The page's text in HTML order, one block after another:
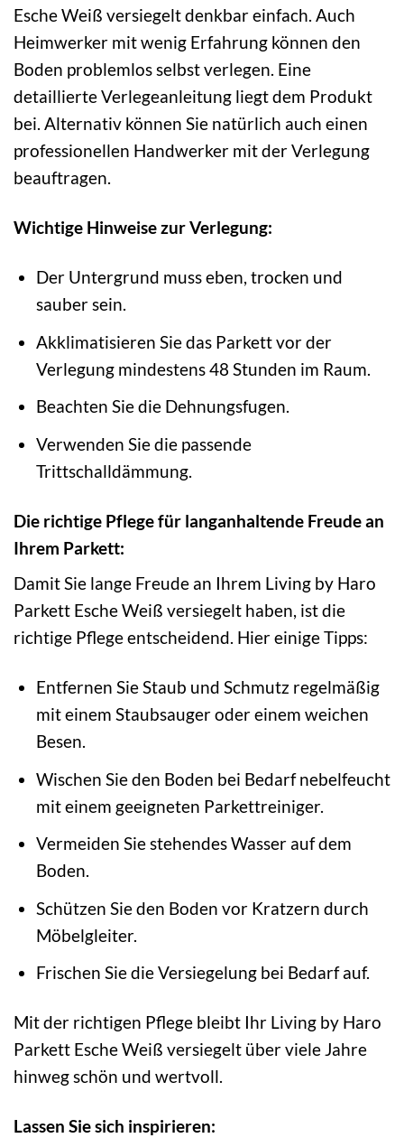
Esche Weiß versiegelt denkbar einfach. Auch
Heimwerker mit wenig Erfahrung können den
Boden problemlos selbst verlegen. Eine
detaillierte Verlegeanleitung liegt dem Produkt
bei. Alternativ können Sie natürlich auch einen
professionellen Handwerker mit der Verlegung
beauftragen.
Wichtige Hinweise zur Verlegung:
Der Untergrund muss eben, trocken und
sauber sein.
Akklimatisieren Sie das Parkett vor der
Verlegung mindestens 48 Stunden im Raum.
Beachten Sie die Dehnungsfugen.
Verwenden Sie die passende
Trittschalldämmung.
Die richtige Pflege für langanhaltende Freude an
Ihrem Parkett:
Damit Sie lange Freude an Ihrem Living by Haro
Parkett Esche Weiß versiegelt haben, ist die
richtige Pflege entscheidend. Hier einige Tipps:
Entfernen Sie Staub und Schmutz regelmäßig
mit einem Staubsauger oder einem weichen
Besen.
Wischen Sie den Boden bei Bedarf nebelfeucht
mit einem geeigneten Parkettreiniger.
Vermeiden Sie stehendes Wasser auf dem
Boden.
Schützen Sie den Boden vor Kratzern durch
Möbelgleiter.
Frischen Sie die Versiegelung bei Bedarf auf.
Mit der richtigen Pflege bleibt Ihr Living by Haro
Parkett Esche Weiß versiegelt über viele Jahre
hinweg schön und wertvoll.
Lassen Sie sich inspirieren: